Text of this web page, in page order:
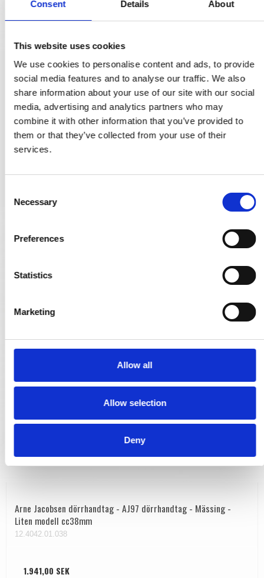
Consent Details About
This website uses cookies
We use cookies to personalise content and ads, to provide
social media features and to analyse our traffic. We also
share information about your use of our site with our social
media, advertising and analytics partners who may
combine it with other information that you’ve provided to
them or that they’ve collected from your use of their
services.
Necessary
Preferences
Statistics
Marketing
Allow all
Allow selection
Deny
Arne Jacobsen dörrhandtag - AJ97 dörrhandtag - Mässing -
Liten modell cc30mm
2412060001
1.972,00 SEK
Arne Jacobsen dörrhandtag - AJ97 dörrhandtag - Mässing -
Liten modell cc38mm
12.4042.01.038
1.941,00 SEK